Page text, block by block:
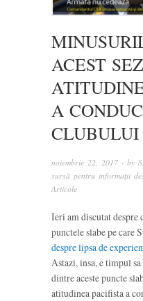
ACEST
A
CLUBULUI
noiembrie 22, 2017 · by
sursă pentru informații
Articole
Ieri am discutat
punctele slabe pe care
despre lipsa de
Astazi, insa, e timpul
dintre aceste puncte
atitudinea pacifista a